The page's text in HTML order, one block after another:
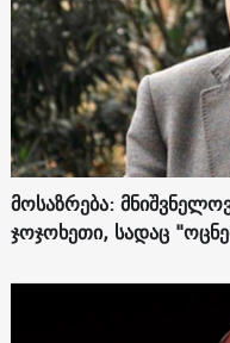
მოსაზრება:
ჯოჯოხეთი, სადაც